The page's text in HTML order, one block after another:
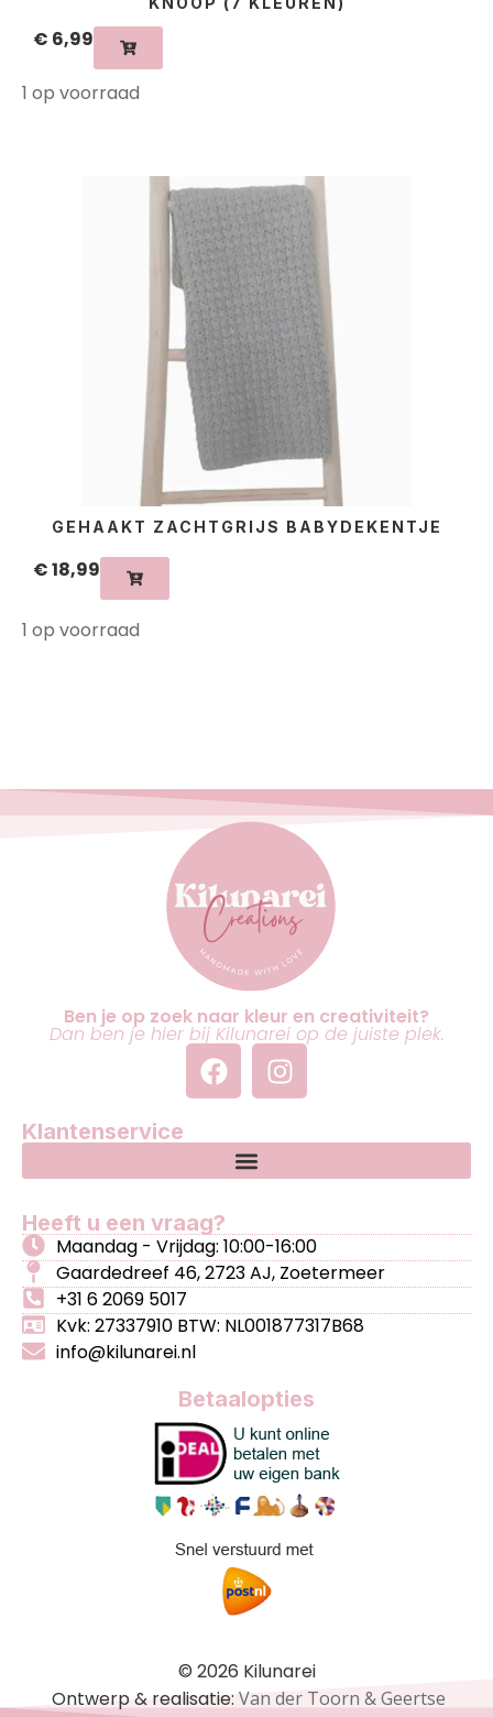
€ 6,99
1 op voorraad
GEHAAKT ZACHTGRIJS BABYDEKENTJE
€18,99
1 op voorraad
Ben je op zoek naar kleur en creativiteit?
Dan ben je hier bij Kilunarei op de juiste plek.
Klantenservice
Heeft u een vraag?
Maandag - Vrijdag: 10:00-16:00
Gaardedreef 46, 2723 AJ, Zoetermeer
+31 6 2069 5017
Kvk: 27337910 BTW: NL001877317B68
info@kilunarei.nl
Betaalopties
© 2026 Kilunarei
Ontwerp & realisatie:Van der Toorn & Geertse